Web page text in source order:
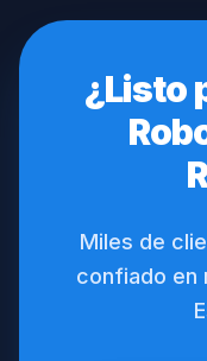
¿Listo
Miles de
confiado en